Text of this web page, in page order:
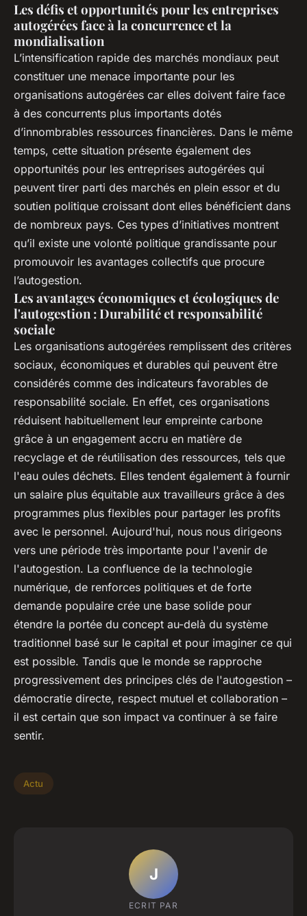
Les défis et opportunités pour les entreprises
autogérées face à la concurrence et la
mondialisation
L’intensification rapide des marchés mondiaux peut
constituer une menace importante pour les
organisations autogérées car elles doivent faire face
à des concurrents plus importants dotés
d’innombrables ressources financières. Dans le même
temps, cette situation présente également des
opportunités pour les entreprises autogérées qui
peuvent tirer parti des marchés en plein essor et du
soutien politique croissant dont elles bénéficient dans
de nombreux pays. Ces types d’initiatives montrent
qu’il existe une volonté politique grandissante pour
promouvoir les avantages collectifs que procure
l’autogestion.
Les avantages économiques et écologiques de
l'autogestion : Durabilité et responsabilité
sociale
Les organisations autogérées remplissent des critères
sociaux, économiques et durables qui peuvent être
considérés comme des indicateurs favorables de
responsabilité sociale. En effet, ces organisations
réduisent habituellement leur empreinte carbone
grâce à un engagement accru en matière de
recyclage et de réutilisation des ressources, tels que
l'eau oules déchets. Elles tendent également à fournir
un salaire plus équitable aux travailleurs grâce à des
programmes plus flexibles pour partager les profits
avec le personnel. Aujourd'hui, nous nous dirigeons
vers une période très importante pour l'avenir de
l'autogestion. La confluence de la technologie
numérique, de renforces politiques et de forte
demande populaire crée une base solide pour
étendre la portée du concept au-delà du système
traditionnel basé sur le capital et pour imaginer ce qui
est possible. Tandis que le monde se rapproche
progressivement des principes clés de l'autogestion –
démocratie directe, respect mutuel et collaboration –
il est certain que son impact va continuer à se faire
sentir.
Actu
J
ECRIT PAR